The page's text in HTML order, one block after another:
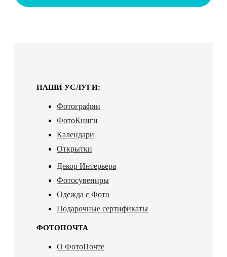
НАШИ УСЛУГИ:
Фотографии
ФотоКниги
Календари
Открытки
Декор Интерьера
Фотосувениры
Одежда с Фото
Подарочные сертификаты
ФОТОПОЧТА
О ФотоПочте